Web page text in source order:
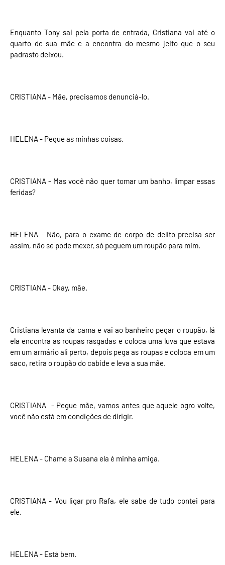
Enquanto Tony sai pela porta de entrada, Cristiana vai até o
quarto de sua mãe e a encontra do mesmo jeito que o seu
padrasto deixou.
CRISTIANA - Mãe, precisamos denunciá-lo.
HELENA - Pegue as minhas coisas.
CRISTIANA - Mas você não quer tomar um banho, limpar essas
feridas?
HELENA - Não, para o exame de corpo de delito precisa ser
assim, não se pode mexer, só peguem um roupão para mim.
CRISTIANA - Okay, mãe.
Cristiana levanta da cama e vai ao banheiro pegar o roupão, lá
ela encontra as roupas rasgadas e coloca uma luva que estava
em um armário ali perto, depois pega as roupas e coloca em um
saco, retira o roupão do cabide e leva a sua mãe.
CRISTIANA - Pegue mãe, vamos antes que aquele ogro volte,
você não está em condições de dirigir.
HELENA - Chame a Susana ela é minha amiga.
CRISTIANA - Vou ligar pro Rafa, ele sabe de tudo contei para
ele.
HELENA - Está bem.